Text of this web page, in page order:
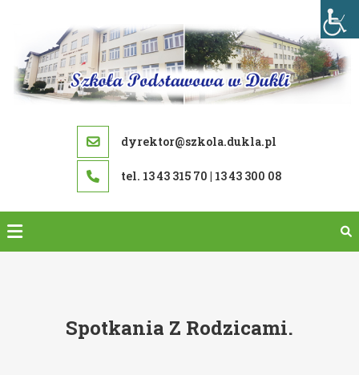
content
dyrektor@szkola.dukla.pl
tel. 13 43 315 70 | 13 43 300 08
Spotkania Z Rodzicami.